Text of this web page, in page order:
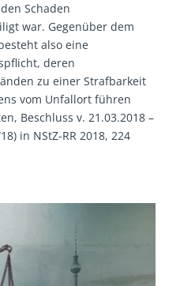
Schaden
war. Gegenüber dem
also eine
deren
zu einer Strafbarkeit
vom Unfallort führen
Beschluss v. 21.03.2018 –
in NStZ-RR 2018, 224